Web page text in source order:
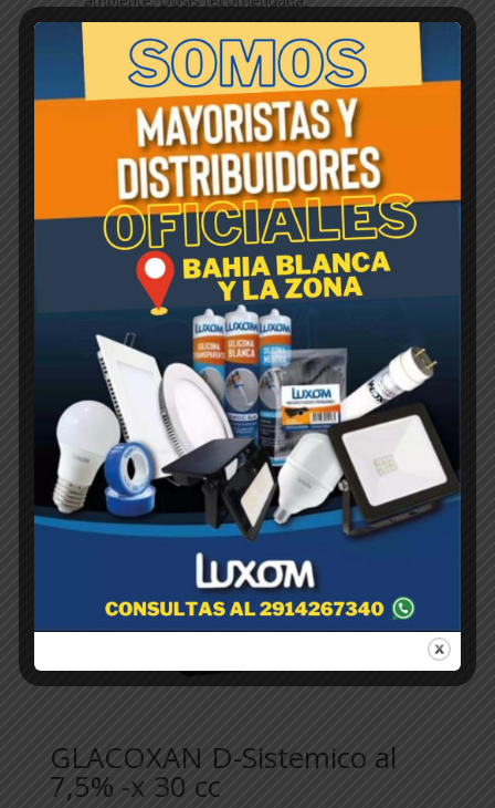
Insectos voladores de 15 a 20 ml por litro de
agua.
Insectos rastreros de 20 a 30 ml por litro de
agua.
Controla: Hormigas, ucarachas, moscas,
mosquitos, arañas, pulgas, jejenes, tábanos,
chinches, etc
Productos relacionados
GLACOXAN D-Sistemico al
7,5% -x 30 cc